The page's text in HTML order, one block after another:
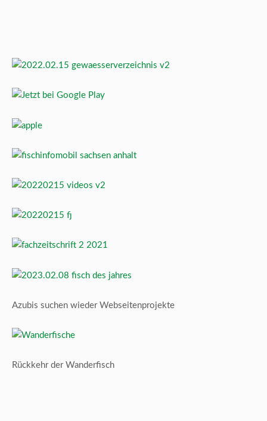
Azubis suchen wieder Webseitenprojekte
Rückkehr der Wanderfisch